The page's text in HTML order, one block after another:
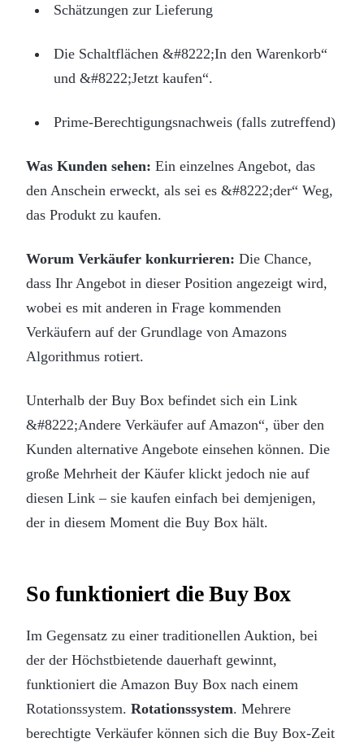
Schätzungen zur Lieferung
Die Schaltflächen &#8222;In den Warenkorb“
und &#8222;Jetzt kaufen“.
Prime-Berechtigungsnachweis (falls zutreffend)
Was Kunden sehen: Ein einzelnes Angebot, das
den Anschein erweckt, als sei es &#8222;der“ Weg,
das Produkt zu kaufen.
Worum Verkäufer konkurrieren: Die Chance,
dass Ihr Angebot in dieser Position angezeigt wird,
wobei es mit anderen in Frage kommenden
Verkäufern auf der Grundlage von Amazons
Algorithmus rotiert.
Unterhalb der Buy Box befindet sich ein Link
&#8222;Andere Verkäufer auf Amazon“, über den
Kunden alternative Angebote einsehen können. Die
große Mehrheit der Käufer klickt jedoch nie auf
diesen Link – sie kaufen einfach bei demjenigen,
der in diesem Moment die Buy Box hält.
So funktioniert die Buy Box
Im Gegensatz zu einer traditionellen Auktion, bei
der der Höchstbietende dauerhaft gewinnt,
funktioniert die Amazon Buy Box nach einem
Rotationssystem. Rotationssystem. Mehrere
berechtigte Verkäufer können sich die Buy Box-Zeit